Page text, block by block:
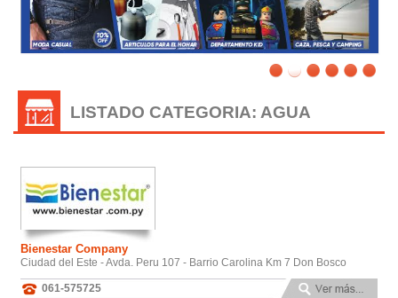
LISTADO CATEGORIA: AGUA
Bienestar Company
Ciudad del Este - Avda. Peru 107 - Barrio Carolina Km 7 Don Bosco
061-575725